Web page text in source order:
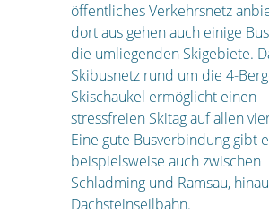
öffentliches Verkehrsnetz
dort aus gehen auch einige
die umliegenden Skigebiete.
Skibusnetz rund um die 4-
Skischaukel ermöglicht einen
stressfreien Skitag auf allen
Eine gute Busverbindung gibt
beispielsweise auch zwischen
Schladming und Ramsau,
Dachsteinseilbahn.